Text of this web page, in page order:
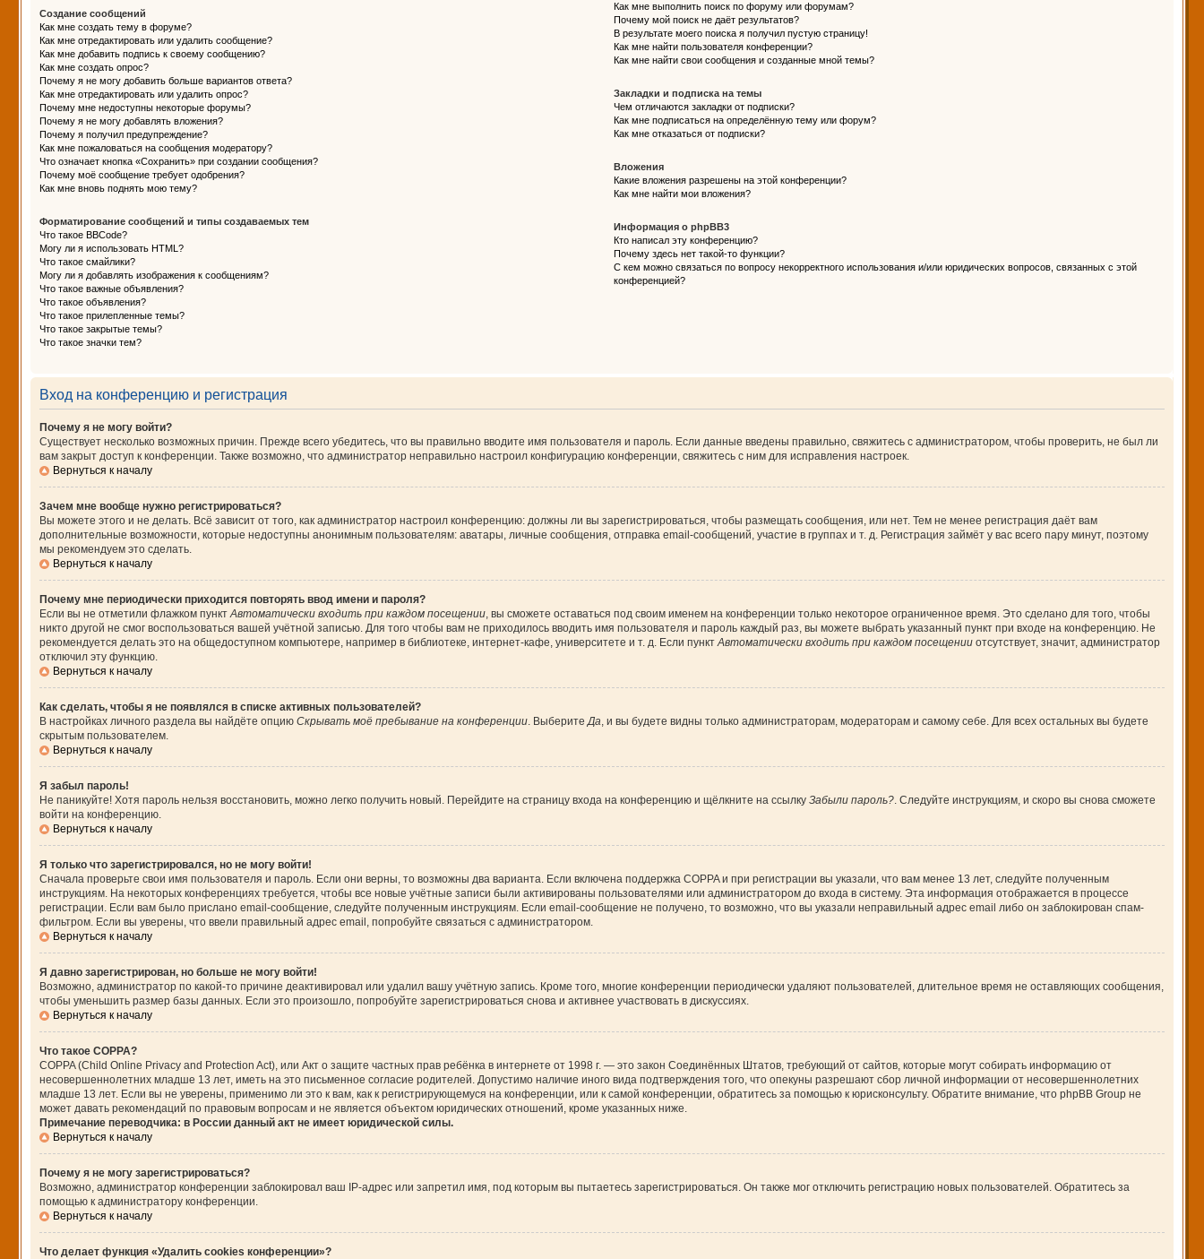
Создание сообщений
Как мне создать тему в форуме?
Как мне отредактировать или удалить сообщение?
Как мне добавить подпись к своему сообщению?
Как мне создать опрос?
Почему я не могу добавить больше вариантов ответа?
Как мне отредактировать или удалить опрос?
Почему мне недоступны некоторые форумы?
Почему я не могу добавлять вложения?
Почему я получил предупреждение?
Как мне пожаловаться на сообщения модератору?
Что означает кнопка «Сохранить» при создании сообщения?
Почему моё сообщение требует одобрения?
Как мне вновь поднять мою тему?
Форматирование сообщений и типы создаваемых тем
Что такое BBCode?
Могу ли я использовать HTML?
Что такое смайлики?
Могу ли я добавлять изображения к сообщениям?
Что такое важные объявления?
Что такое объявления?
Что такое прилепленные темы?
Что такое закрытые темы?
Что такое значки тем?
Как мне выполнить поиск по форуму или форумам?
Почему мой поиск не даёт результатов?
В результате моего поиска я получил пустую страницу!
Как мне найти пользователя конференции?
Как мне найти свои сообщения и созданные мной темы?
Закладки и подписка на темы
Чем отличаются закладки от подписки?
Как мне подписаться на определённую тему или форум?
Как мне отказаться от подписки?
Вложения
Какие вложения разрешены на этой конференции?
Как мне найти мои вложения?
Информация о phpBB3
Кто написал эту конференцию?
Почему здесь нет такой-то функции?
С кем можно связаться по вопросу некорректного использования и/или юридических вопросов, связанных с этой
конференцией?
Вход на конференцию и регистрация
Почему я не могу войти?
Существует несколько возможных причин. Прежде всего убедитесь, что вы правильно вводите имя пользователя и пароль. Если данные введены правильно, свяжитесь с администратором, чтобы проверить, не был ли
вам закрыт доступ к конференции. Также возможно, что администратор неправильно настроил конфигурацию конференции, свяжитесь с ним для исправления настроек.
Вернуться к началу
Зачем мне вообще нужно регистрироваться?
Вы можете этого и не делать. Всё зависит от того, как администратор настроил конференцию: должны ли вы зарегистрироваться, чтобы размещать сообщения, или нет. Тем не менее регистрация даёт вам
дополнительные возможности, которые недоступны анонимным пользователям: аватары, личные сообщения, отправка email-сообщений, участие в группах и т. д. Регистрация займёт у вас всего пару минут, поэтому
мы рекомендуем это сделать.
Вернуться к началу
Почему мне периодически приходится повторять ввод имени и пароля?
Если вы не отметили флажком пунктАвтоматически входить при каждом посещении, вы сможете оставаться под своим именем на конференции только некоторое ограниченное время. Это сделано для того, чтобы
никто другой не смог воспользоваться вашей учётной записью. Для того чтобы вам не приходилось вводить имя пользователя и пароль каждый раз, вы можете выбрать указанный пункт при входе на конференцию. Не
рекомендуется делать это на общедоступном компьютере, например в библиотеке, интернет-кафе, университете и т. д. Если пунктАвтоматически входить при каждом посещенииотсутствует, значит, администратор
отключил эту функцию.
Вернуться к началу
Как сделать, чтобы я не появлялся в списке активных пользователей?
В настройках личного раздела вы найдёте опцию Скрывать моё пребывание на конференции. ВыберитеДа, и вы будете видны только администраторам, модераторам и самому себе. Для всех остальных вы будете
скрытым пользователем.
Вернуться к началу
Я забыл пароль!
Не паникуйте! Хотя пароль нельзя восстановить, можно легко получить новый. Перейдите на страницу входа на конференцию и щёлкните на ссылку Забыли пароль?. Следуйте инструкциям, и скоро вы снова сможете
войти на конференцию.
Вернуться к началу
Я только что зарегистрировался, но не могу войти!
Сначала проверьте свои имя пользователя и пароль. Если они верны, то возможны два варианта. Если включена поддержка COPPA и при регистрации вы указали, что вам менее 13 лет, следуйте полученным
инструкциям. На некоторых конференциях требуется, чтобы все новые учётные записи были активированы пользователями или администратором до входа в систему. Эта информация отображается в процессе
регистрации. Если вам было прислано email-сообщение, следуйте полученным инструкциям. Если email-сообщение не получено, то возможно, что вы указали неправильный адрес email либо он заблокирован спам-
фильтром. Если вы уверены, что ввели правильный адрес email, попробуйте связаться с администратором.
Вернуться к началу
Я давно зарегистрирован, но больше не могу войти!
Возможно, администратор по какой-то причине деактивировал или удалил вашу учётную запись. Кроме того, многие конференции периодически удаляют пользователей, длительное время не оставляющих сообщения,
чтобы уменьшить размер базы данных. Если это произошло, попробуйте зарегистрироваться снова и активнее участвовать в дискуссиях.
Вернуться к началу
Что такое COPPA?
COPPA (Child Online Privacy and Protection Act), или Акт о защите частных прав ребёнка в интернете от 1998 г. — это закон Соединённых Штатов, требующий от сайтов, которые могут собирать информацию от
несовершеннолетних младше 13 лет, иметь на это письменное согласие родителей. Допустимо наличие иного вида подтверждения того, что опекуны разрешают сбор личной информации от несовершеннолетних
младше 13 лет. Если вы не уверены, применимо ли это к вам, как к регистрирующемуся на конференции, или к самой конференции, обратитесь за помощью к юрисконсульту. Обратите внимание, что phpBB Group не
может давать рекомендаций по правовым вопросам и не является объектом юридических отношений, кроме указанных ниже.
Примечание переводчика: в России данный акт не имеет юридической силы.
Вернуться к началу
Почему я не могу зарегистрироваться?
Возможно, администратор конференции заблокировал ваш IP-адрес или запретил имя, под которым вы пытаетесь зарегистрироваться. Он также мог отключить регистрацию новых пользователей. Обратитесь за
помощью к администратору конференции.
Вернуться к началу
Что делает функция «Удалить cookies конференции»?